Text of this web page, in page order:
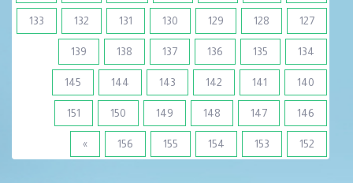
127
128
129
130
131
132
133
134
135
136
137
138
139
140
141
142
143
144
145
146
147
148
149
150
151
152
153
154
155
156
»